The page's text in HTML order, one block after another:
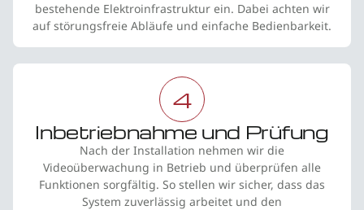
bestehende Elektroinfrastruktur ein. Dabei achten wir
auf störungsfreie Abläufe und einfache Bedienbarkeit.
4
Inbetriebnahme und Prüfung
Nach der Installation nehmen wir die
Videoüberwachung in Betrieb und überprüfen alle
Funktionen sorgfältig. So stellen wir sicher, dass das
System zuverlässig arbeitet und den